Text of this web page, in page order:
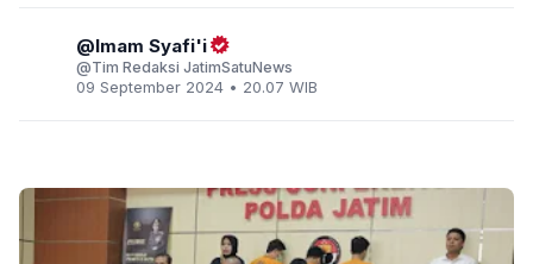
Imam Syafi'i
Tim Redaksi JatimSatuNews
09 September 2024 • 20.07 WIB